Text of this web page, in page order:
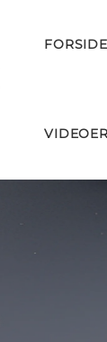
FORSIDE
VIDEOER